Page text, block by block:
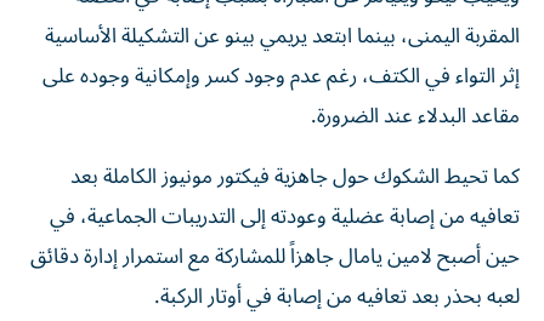
المقربة اليمنى، بينما ابتعد يريمي بينو عن التشكيلة الأساسية
إثر التواء في الكتف، رغم عدم وجود كسر وإمكانية وجوده على
مقاعد البدلاء عند الضرورة.
كما تحيط الشكوك حول جاهزية فيكتور مونيوز الكاملة بعد
تعافيه من إصابة عضلية وعودته إلى التدريبات الجماعية، في
حين أصبح لامين يامال جاهزاً للمشاركة مع استمرار إدارة دقائق
لعبه بحذر بعد تعافيه من إصابة في أوتار الركبة.